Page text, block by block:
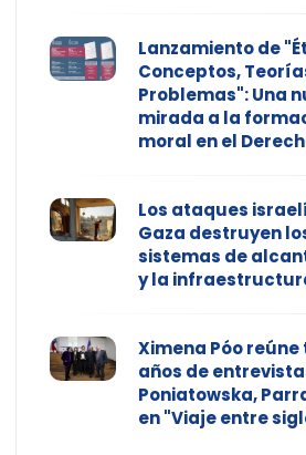
Lanzamiento de
Conceptos,
Problemas": Una
mirada a la
moral en el
Los ataques
Gaza destruyen
sistemas de
y la
Ximena Póo
años de
Poniatowska,
en "Viaje entre